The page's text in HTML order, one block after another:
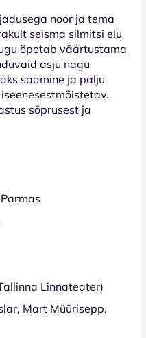
noor ja tema
seisma silmitsi elu
õpetab väärtustama
asju nagu
saamine ja palju
sõprusest ja
Linnateater)
Mart Müürisepp,